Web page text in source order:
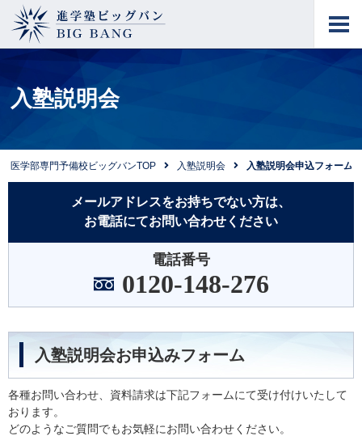
進学塾ビッグバン BIG BANG
医学部専門予備校ビッグバンTOP 入塾説明会 入塾説明会申込フォーム
入塾説明会
メールアドレスをお持ちでない方は、
お電話にてお問い合わせください
電話番号
0120-148-276
入塾説明会お申込みフォーム
各種お問い合わせ、資料請求は下記フォームにて受け付けいたして
おります。
どのようなご質問でもお気軽にお問い合わせください。